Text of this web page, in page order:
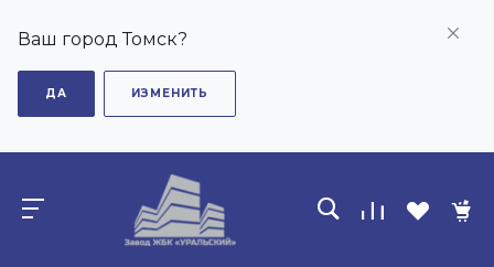
Ваш город Томск?
ДА ИЗМЕНИТЬ